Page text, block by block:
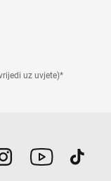
uz uvjete)*